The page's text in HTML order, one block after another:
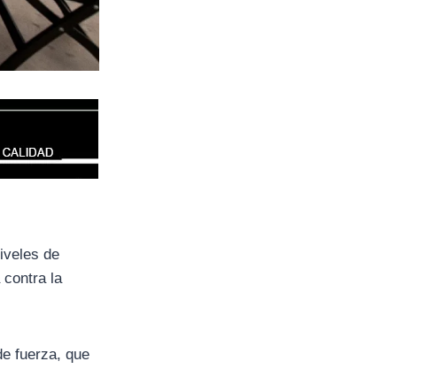
de
contra la
fuerza, que